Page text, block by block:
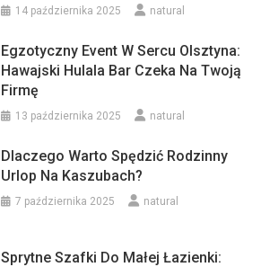
14 października 2025 natural
Egzotyczny Event W Sercu Olsztyna:
Hawajski Hulala Bar Czeka Na Twoją
Firmę
13 października 2025 natural
Dlaczego Warto Spędzić Rodzinny
Urlop Na Kaszubach?
7 października 2025 natural
Sprytne Szafki Do Małej Łazienki: